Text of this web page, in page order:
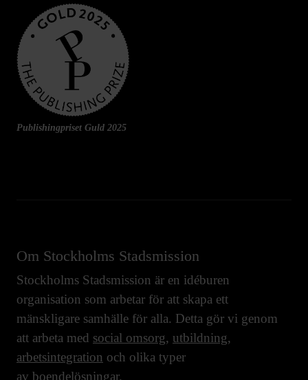
Publishingpriset Guld 2025
Om Stockholms Stadsmission
Stockholms Stadsmission är en idéburen
organisation som arbetar för att skapa ett
mänskligare samhälle för alla. Detta gör vi genom
att arbeta med social omsorg, utbildning,
arbetsintegration och olika typer
av boendelösningar.